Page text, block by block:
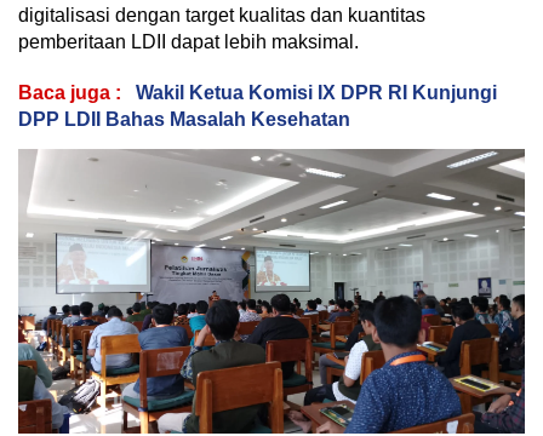
digitalisasi dengan target kualitas dan kuantitas
pemberitaan LDII dapat lebih maksimal.
Baca juga :
Wakil Ketua Komisi IX DPR RI Kunjungi
DPP LDII Bahas Masalah Kesehatan